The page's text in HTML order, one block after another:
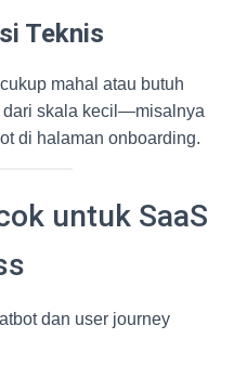
Teknis
mahal atau butuh
dari skala kecil—misalnya
di halaman onboarding.
untuk SaaS
dan user journey